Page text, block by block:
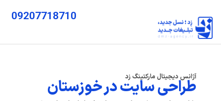
09207718710
آژانس دیجیتال مارکتینگ زد
طراحی سایت در خوزستان